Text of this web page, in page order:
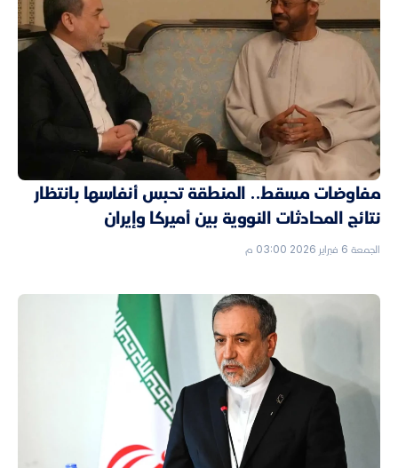
مفاوضات مسقط.. المنطقة تحبس أنفاسها بانتظار
نتائج المحادثات النووية بين أميركا وإيران
الجمعة 6 فبراير 2026 03:00 م